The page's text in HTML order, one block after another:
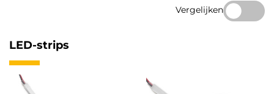
Vergelijken
LED-strips